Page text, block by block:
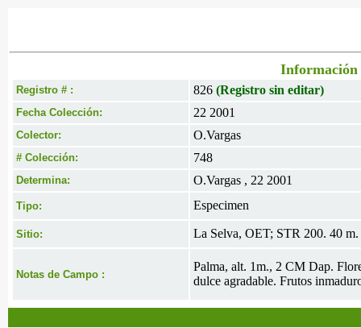
Información
Registro # : 826 (Registro sin editar)
Fecha Colección: 22 2001
Colector: O.Vargas
# Colección: 748
Determina: O.Vargas , 22 2001
Tipo: Especimen
Sitio: La Selva, OET; STR 200. 40 m.
Notas de Campo :
Palma, alt. 1m., 2 CM Dap.
dulce agradable. Frutos